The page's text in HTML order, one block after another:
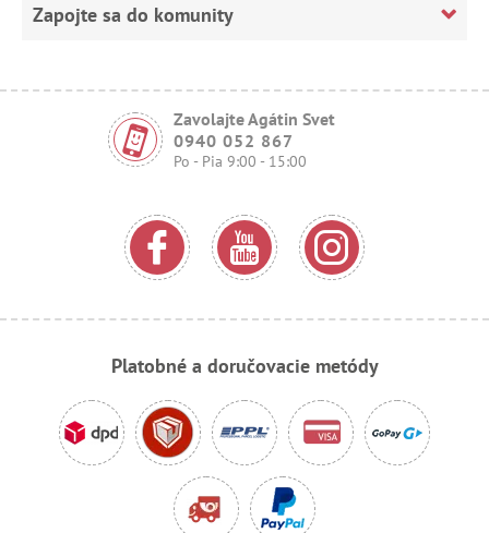
Zapojte sa do komunity
Zavolajte Agátin Svet
0940 052 867
Po - Pia 9:00 - 15:00
Platobné a doručovacie metódy